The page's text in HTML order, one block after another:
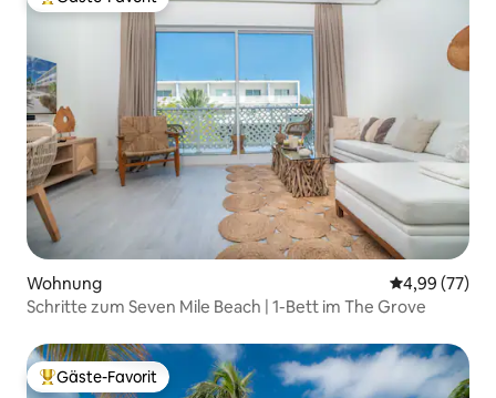
Beliebter Gäste-Favorit.
Wohnung
4,99 (77)
Schritte zum Seven Mile Beach | 1-Bett im The Grove
Beliebter Gäste-Favorit.
Gäste-Favorit